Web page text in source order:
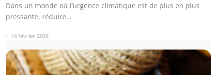
Dans un monde où l’urgence climatique est de plus en plus
pressante, réduire…
16 février 2026